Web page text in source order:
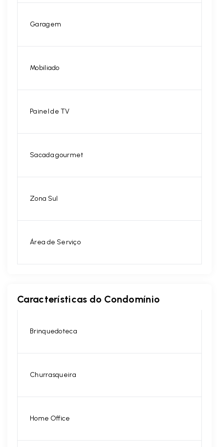
Garagem
Mobiliado
Painel de TV
Sacada gourmet
Zona Sul
Área de Serviço
Características do Condomínio
Brinquedoteca
Churrasqueira
Home Office